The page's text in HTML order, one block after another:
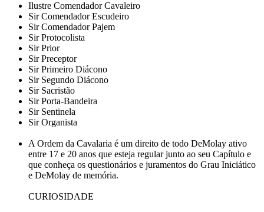
Ilustre Comendador Cavaleiro
Sir Comendador Escudeiro
Sir Comendador Pajem
Sir Protocolista
Sir Prior
Sir Preceptor
Sir Primeiro Diácono
Sir Segundo Diácono
Sir Sacristão
Sir Porta-Bandeira
Sir Sentinela
Sir Organista
A Ordem da Cavalaria é um direito de todo DeMolay ativo
entre 17 e 20 anos que esteja regular junto ao seu Capítulo e
que conheça os questionários e juramentos do Grau Iniciático
e DeMolay de memória.
CURIOSIDADE